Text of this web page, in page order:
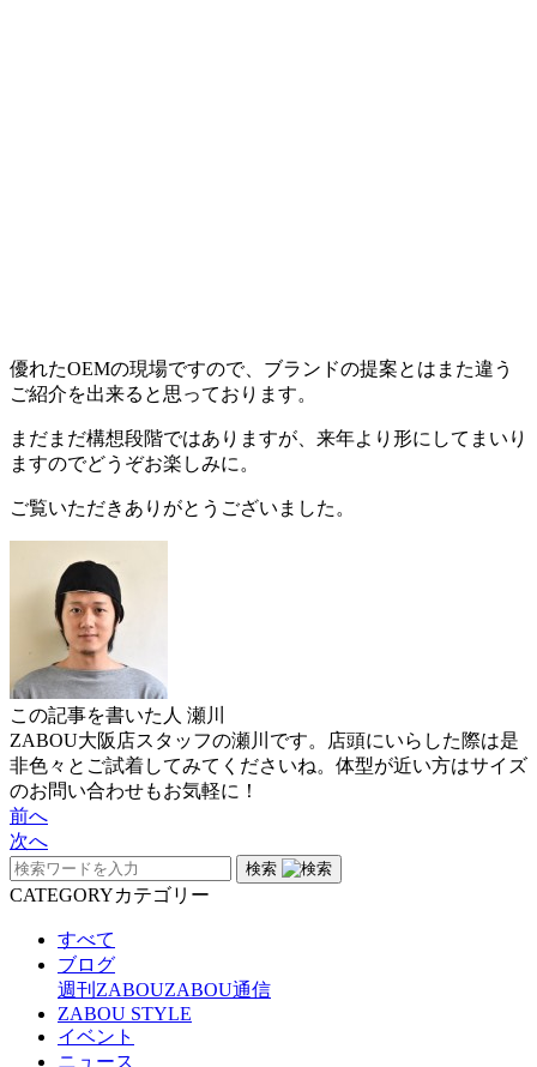
優れたOEMの現場ですので、ブランドの提案とはまた違う
ご紹介を出来ると思っております。
まだまだ構想段階ではありますが、来年より形にしてまいり
ますのでどうぞお楽しみに。
ご覧いただきありがとうございました。
この記事を書いた人 瀬川
ZABOU大阪店スタッフの瀬川です。店頭にいらした際は是
非色々とご試着してみてくださいね。体型が近い方はサイズ
のお問い合わせもお気軽に！
前へ
次へ
検索
CATEGORYカテゴリー
すべて
ブログ
週刊ZABOUZABOU通信
ZABOU STYLE
イベント
ニュース